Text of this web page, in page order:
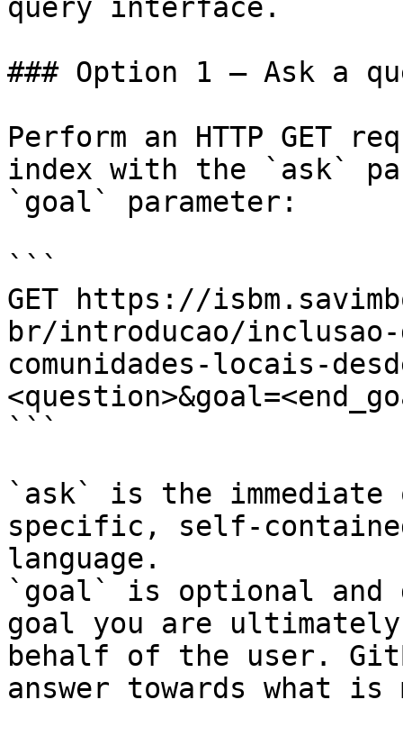
query interface.
### Option 1 — Ask a
Perform an HTTP GET
index with the `ask`
`goal` parameter:
```
GET https://
br/introducao/
comunidades-locais-
```
`ask` is the
specific, self-
language.
`goal` is optional and
goal you are
behalf of the user.
answer towards what